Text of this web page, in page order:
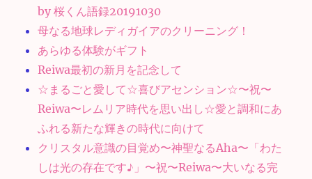
by 桜くん語録20191030
母なる地球レディガイアのクリーニング！
あらゆる体験がギフト
Reiwa最初の新月を記念して
☆まるごと愛して☆喜びアセンション☆〜祝〜
Reiwa〜レムリア時代を思い出し☆愛と調和にあ
ふれる新たな輝きの時代に向けて
クリスタル意識の目覚め〜神聖なるAha〜「わた
しは光の存在です♪」〜祝〜Reiwa〜大いなる完